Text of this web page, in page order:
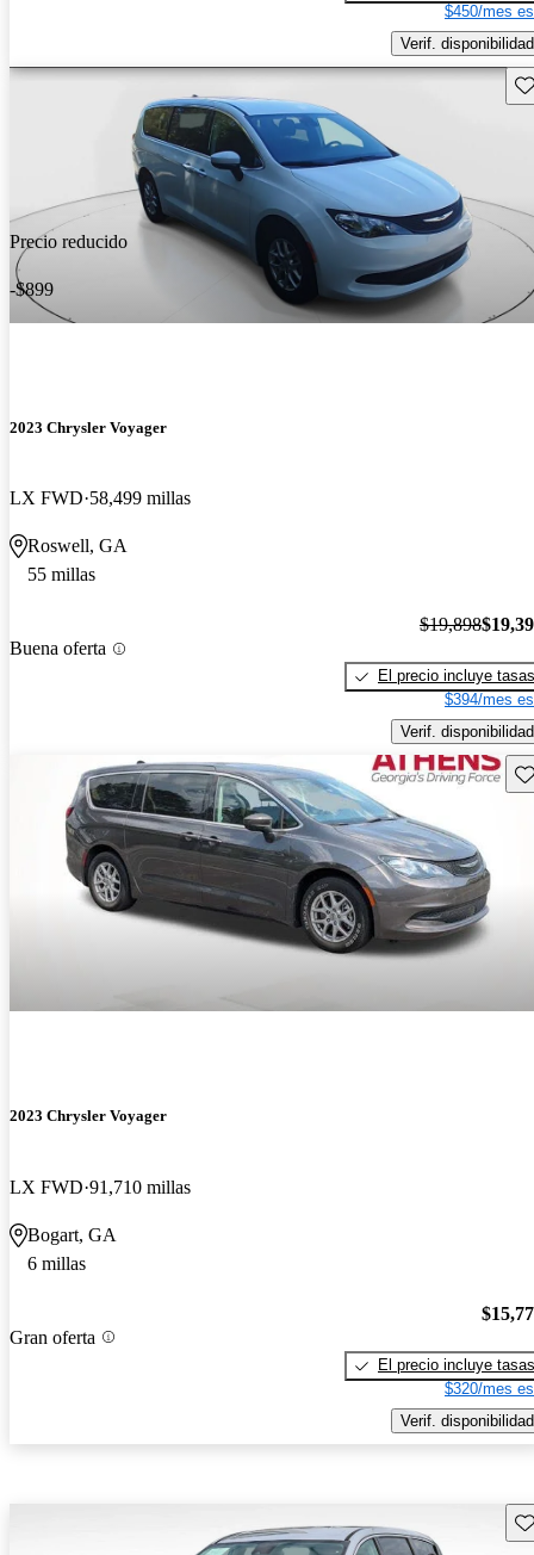
$450/mes
Verif. disponibilidad
Precio reducido
-$899
2023 Chrysler Voyager
LX FWD 58,499 millas
Roswell, GA
55 millas
Buena oferta
$19,898
El precio incluye tasas
$394/mes
Verif. disponibilidad
2023 Chrysler Voyager
LX FWD 91,710 millas
Bogart, GA
6 millas
Gran oferta
El precio incluye tasas
$320/mes
Verif. disponibilidad